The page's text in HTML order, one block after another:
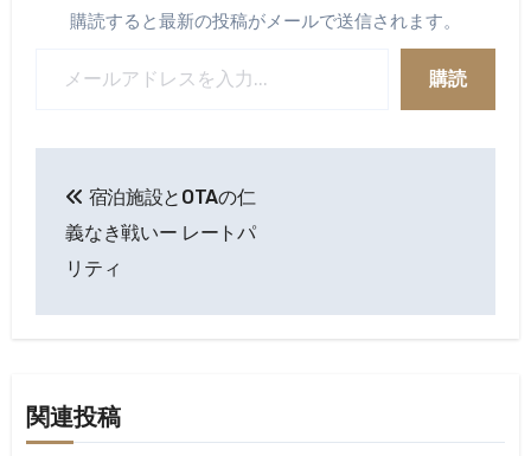
購読すると最新の投稿がメールで送信されます。
購読
稿
ナ
ビ
ー
宿泊施設とOTAの仁
義なき戦いー レートパ
リティ
関連投稿